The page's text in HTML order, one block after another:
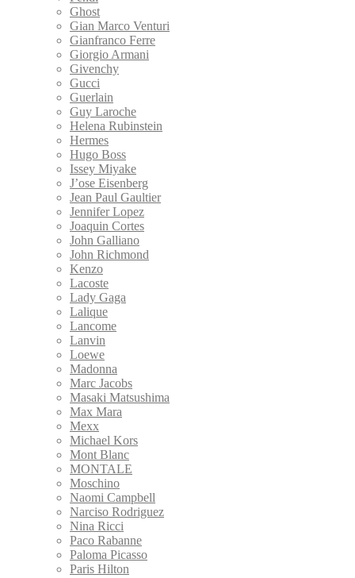
Ghost
Gian Marco Venturi
Gianfranco Ferre
Giorgio Armani
Givenchy
Gucci
Guerlain
Guy Laroche
Helena Rubinstein
Hermes
Hugo Boss
Issey Miyake
J’ose Eisenberg
Jean Paul Gaultier
Jennifer Lopez
Joaquin Cortes
John Galliano
John Richmond
Kenzo
Lacoste
Lady Gaga
Lalique
Lancome
Lanvin
Loewe
Madonna
Marc Jacobs
Masaki Matsushima
Max Mara
Mexx
Michael Kors
Mont Blanc
MONTALE
Moschino
Naomi Campbell
Narciso Rodriguez
Nina Ricci
Paco Rabanne
Paloma Picasso
Paris Hilton